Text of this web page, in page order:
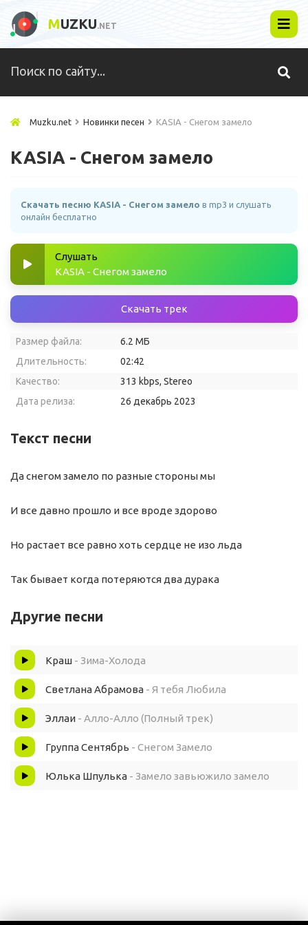
MUZKU.NET
Muzku.net Новинки песен KASIA - Снегом замело
KASIA - Снегом замело
Скачать песню KASIA - Снегом замело в mp3 и слушать
онлайн бесплатно
Слушать
KASIA - Снегом замело
Скачать трек
Размер файла:
6.2 МБ
Длительность:
02:42
Качество:
313 kbps, Stereo
Дата релиза:
26 декабрь 2023
Текст песни
Да снегом замело по разные стороны мы
И все давно прошло и все вроде здорово
Но растает все равно хоть сердце не изо льда
Так бывает когда потеряются два дурака
Другие песни
Краш - Зима-Холода
Светлана Абрамова - Я тебя Любила
Эллаи - Алло-Алло (Полный трек)
Группа Сентябрь - Снегом Замело
Юлька Шпулька - Замело завьюжило замело